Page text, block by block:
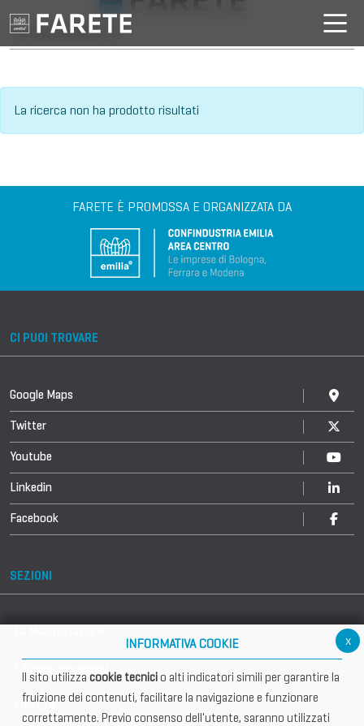
VILLAGGIO DELL'IA
La ricerca non ha prodotto risultati
FARETE È PROMOSSA E ORGANIZZATA DA
CI PUOI TROVARE
Google Maps
Twitter
Youtube
Linkedin
Facebook
SEZIONI
Info utili
x
INFORMATIVA COOKIE
Il sito utilizza cookie tecnicio alti indicatori simili per garantire la
fruizione dei contenuti, facilitare la navigazione e funzionare
correttamente. Previo consenso dell'utente, saranno utilizzati